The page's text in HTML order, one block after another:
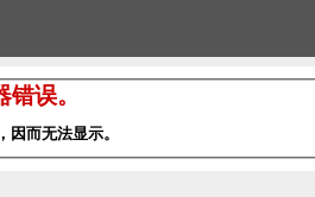
误。
而无法显示。